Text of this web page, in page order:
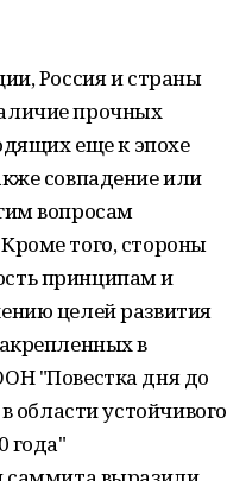
Россия и страны
прочных
еще к эпохе
совпадение или
вопросам
того, стороны
принципам и
целей развития
в
"Повестка дня до
области устойчивого
года"